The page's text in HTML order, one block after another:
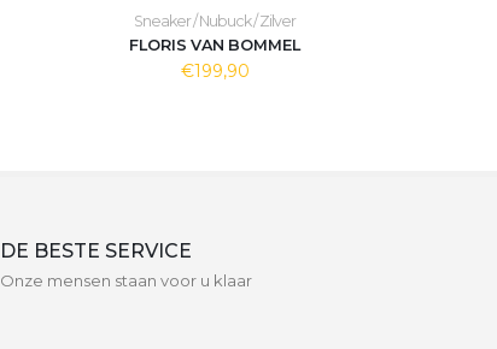
Sneaker / Nubuck / Zilver
FLORIS VAN BOMMEL
€199,90
DE BESTE SERVICE
Onze mensen staan voor u klaar